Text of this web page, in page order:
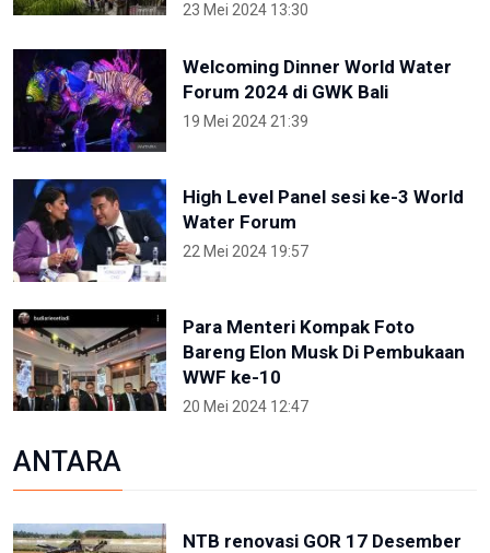
23 Mei 2024 13:30
Welcoming Dinner World Water
Forum 2024 di GWK Bali
19 Mei 2024 21:39
High Level Panel sesi ke-3 World
Water Forum
22 Mei 2024 19:57
Para Menteri Kompak Foto
Bareng Elon Musk Di Pembukaan
WWF ke-10
20 Mei 2024 12:47
ANTARA
NTB renovasi GOR 17 Desember